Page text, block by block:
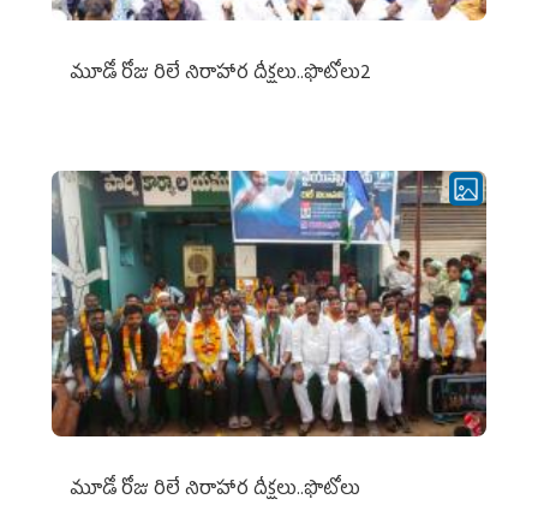
మూడో రోజు రిలే నిరాహార దీక్షలు..ఫొటోలు2
మూడో రోజు రిలే నిరాహార దీక్షలు..ఫొటోలు